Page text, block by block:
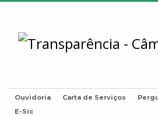
Ouvidoria Carta de Serviços
E-Sic